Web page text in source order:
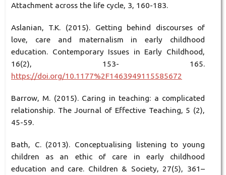
Attachment across the life cycle, 3, 160-183.
Aslanian, T.K. (2015). Getting behind discourses of
love, care and maternalism in early childhood
education. Contemporary Issues in Early Childhood,
16(2), 153- 165.
https://doi.org/10.1177%2F1463949115585672
Barrow, M. (2015). Caring in teaching: a complicated
relationship. The Journal of Effective Teaching, 5 (2),
45-59.
Bath, C. (2013). Conceptualising listening to young
children as an ethic of care in early childhood
education and care. Children & Society, 27(5), 361–